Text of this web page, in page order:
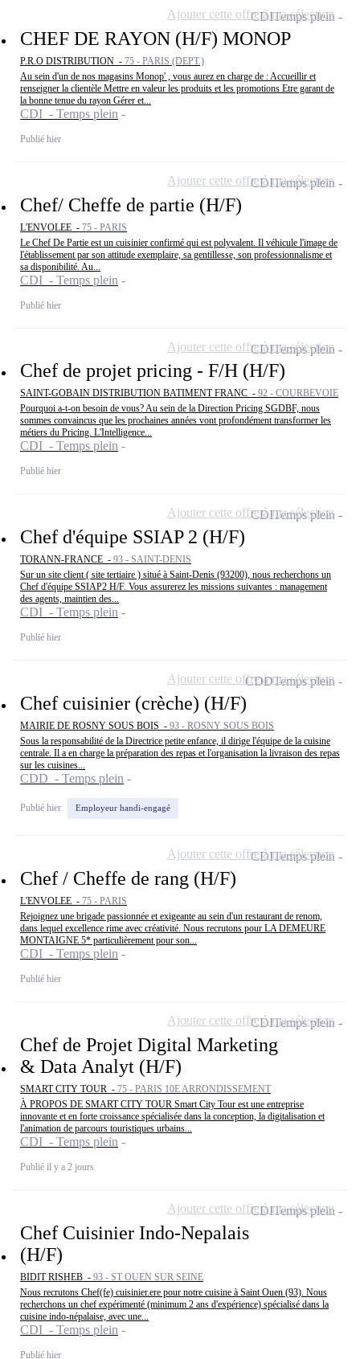
CHEF DE RAYON (H/F) MONOP
P.R.O DISTRIBUTION - 75 - PARIS (DEPT.)
Au sein d'un de nos magasins Monop' , vous aurez en charge de : Accueillir et
renseigner la clientèle Mettre en valeur les produits et les promotions Etre garant de
la bonne tenue du rayon Gérer et...
CDI - Temps plein
Publié hier
CDITemps plein
Ajouter cette offre à ma sélection
Chef/ Cheffe de partie (H/F)
L'ENVOLEE - 75 - PARIS
Le Chef De Partie est un cuisinier confirmé qui est polyvalent. Il véhicule l'image de
l'établissement par son attitude exemplaire, sa gentillesse, son professionnalisme et
sa disponibilité. Au...
CDI - Temps plein
Publié hier
CDITemps plein
Ajouter cette offre à ma sélection
Chef de projet pricing - F/H (H/F)
SAINT-GOBAIN DISTRIBUTION BATIMENT FRANC - 92 - COURBEVOIE
Pourquoi a-t-on besoin de vous? Au sein de la Direction Pricing SGDBF, nous
sommes convaincus que les prochaines années vont profondément transformer les
métiers du Pricing. L'Intelligence...
CDI - Temps plein
Publié hier
CDITemps plein
Ajouter cette offre à ma sélection
Chef d'équipe SSIAP 2 (H/F)
TORANN-FRANCE - 93 - SAINT-DENIS
Sur un site client ( site tertiaire ) situé à Saint-Denis (93200), nous recherchons un
Chef d'équipe SSIAP2 H/F. Vous assurerez les missions suivantes : management
des agents, maintien des...
CDI - Temps plein
Publié hier
CDITemps plein
Ajouter cette offre à ma sélection
Chef cuisinier (crèche) (H/F)
MAIRIE DE ROSNY SOUS BOIS - 93 - ROSNY SOUS BOIS
Sous la responsabilité de la Directrice petite enfance, il dirige l'équipe de la cuisine
centrale. Il a en charge la préparation des repas et l'organisation la livraison des repas
sur les cuisines...
CDD - Temps plein
Publié hier Employeur handi-engagé
CDDTemps plein
Ajouter cette offre à ma sélection
Chef / Cheffe de rang (H/F)
L'ENVOLEE - 75 - PARIS
Rejoignez une brigade passionnée et exigeante au sein d'un restaurant de renom,
dans lequel excellence rime avec créativité. Nous recrutons pour LA DEMEURE
MONTAIGNE 5* particulièrement pour son...
CDI - Temps plein
Publié hier
CDITemps plein
Ajouter cette offre à ma sélection
Chef de Projet Digital Marketing
& Data Analyt (H/F)
SMART CITY TOUR - 75 - PARIS 10E ARRONDISSEMENT
À PROPOS DE SMART CITY TOUR Smart City Tour est une entreprise
innovante et en forte croissance spécialisée dans la conception, la digitalisation et
l'animation de parcours touristiques urbains...
CDI - Temps plein
Publié il y a 2 jours
CDITemps plein
Ajouter cette offre à ma sélection
Chef Cuisinier Indo-Nepalais
(H/F)
BIDIT RISHEB - 93 - ST OUEN SUR SEINE
Nous recrutons Chef(fe) cuisinier.ere pour notre cuisine à Saint Ouen (93). Nous
recherchons un chef expérimenté (minimum 2 ans d'expérience) spécialisé dans la
cuisine indo-népalaise, avec une...
CDI - Temps plein
Publié hier
CDITemps plein
Ajouter cette offre à ma sélection